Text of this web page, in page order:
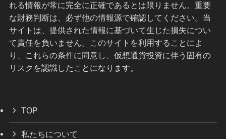
れる情報が常に完全に正確であるとは限りません。重要
な財務判断は、必ず他の情報源で確認してください。当
サイトは、提供された情報に基づいて生じた損失につい
て責任を負いません。このサイトを利用することによ
り、これらの条件に同意し、仮想通貨投資に伴う固有の
リスクを認識したことになります。
TOP
私たちについて